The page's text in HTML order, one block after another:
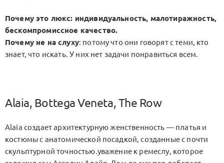
Почему это люкс: индивидуальность, малотиражность,
бескомпромиссное качество.
Почему не на слуху: потому что они говорят с теми, кто
знает, что искать. У них нет задачи понравиться всем.
Alaia, Bottega Veneta, The Row
Alaia создает архитектурную женственность — платья и
костюмы с анатомической посадкой, созданные с почти
скульптурной точностью.уважение к ремеслу, которое